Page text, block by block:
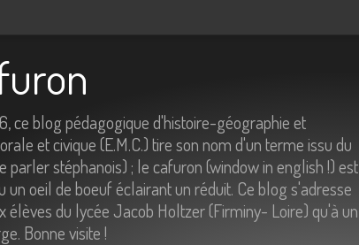
ce blog pédagogique d'histoire-géographie et
et civique (E.M.C.) tire son nom d'un terme issu du
parler stéphanois) ; le cafuron (window in english !) est
un oeil de boeuf éclairant un réduit. Ce blog s'adresse
élèves du lycée Jacob Holtzer (Firminy- Loire) qu'à un
Bonne visite !